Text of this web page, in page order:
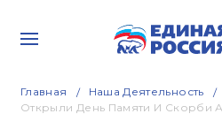
Главная Наша Деятельность
Открыли День Памяти И Скорби